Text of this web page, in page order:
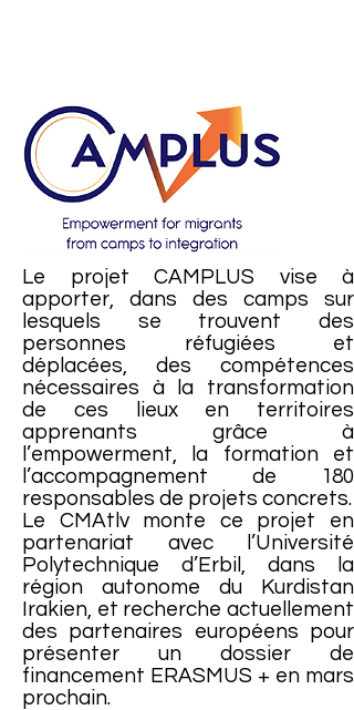
Le projet CAMPLUS vise à
apporter, dans des camps sur
lesquels se trouvent des
personnes réfugiées et
déplacées, des compétences
nécessaires à la transformation
de ces lieux en territoires
apprenants grâce à
l’empowerment, la formation et
l’accompagnement de 180
responsables de projets concrets.
Le CMAtlv monte ce projet en
partenariat avec l’Université
Polytechnique d’Erbil, dans la
région autonome du Kurdistan
Irakien, et recherche actuellement
des partenaires européens pour
présenter un dossier de
financement ERASMUS + en mars
prochain.